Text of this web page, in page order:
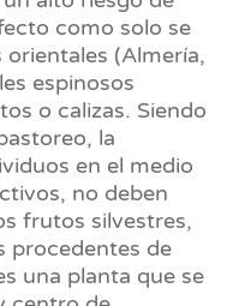
como solo se
orientales (Almería,
espinosos
o calizas. Siendo
la
en el medio
no deben
frutos silvestres,
procedentes de
una planta que se